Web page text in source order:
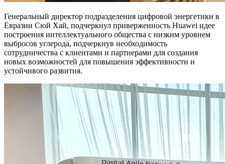
Генеральный директор подразделения цифровой энергетики в
Евразии Сюй Хай, подчеркнул приверженность Huawei идее
построения интеллектуального общества с низким уровнем
выбросов углерода, подчеркнув необходимость
сотрудничества с клиентами и партнерами для создания
новых возможностей для повышения эффективности и
устойчивого развития.